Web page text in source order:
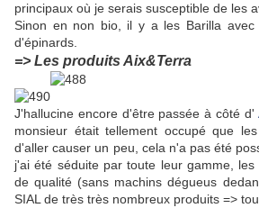
principaux où je serais susceptible de les
Sinon en non bio, il y a les Barilla avec
d'épinards.
=> Les produits Aix&Terra
J'hallucine encore d'être passée à côté d'
monsieur était tellement occupé que
d'aller causer un peu, cela n'a pas été
j'ai été séduite par toute leur gamme,
de qualité (sans machins dégueus
SIAL de très très nombreux produits =>